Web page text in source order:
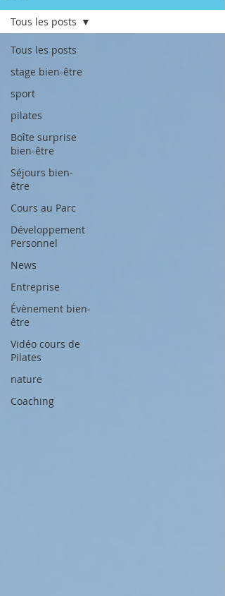
Tous les posts
stage bien-être
sport
pilates
Boîte surprise
bien-être
Séjours bien-
être
Cours au Parc
Développement
Personnel
News
Entreprise
Évènement bien-
être
Vidéo cours de
Pilates
nature
Coaching
Tous les posts